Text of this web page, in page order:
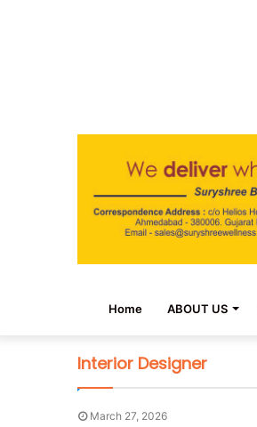
Home ABOUT US
Interior Designer
March 27, 2026